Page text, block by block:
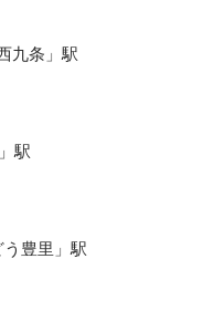
九条」駅
駅
豊里」駅